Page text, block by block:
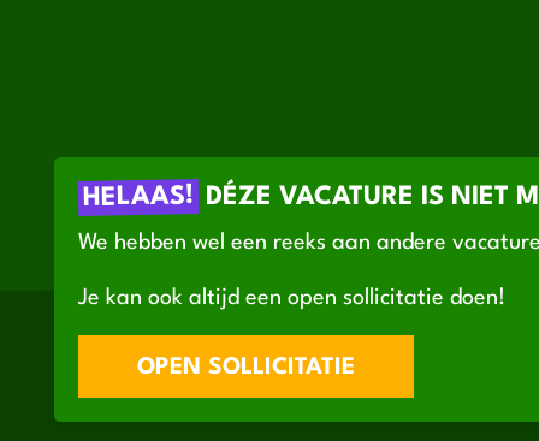
HELAAS! DÉZE VACATURE IS NIET
We hebben wel een reeks aan andere
Je kan ook altijd een open sollicitatie doen!
OPEN SOLLICITATIE